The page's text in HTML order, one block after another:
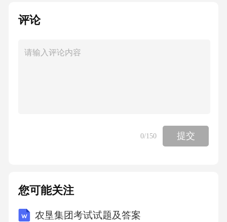
80岁以下患者，推荐将血压降至<130/80mmH
以上老年患者建议初始目标为<150/90mmHg，
均需严格控制在<130/80mmHg，尤其需关注尿
蛋白阳性患者的血压达标情况。动态调整：对
影像学评估个体化制定方案。确诊高血压后应
立即启动生活方式干预联合药物治疗，仅对血
评论
0/150 提交
您可能关注
农垦集团考试试题及答案